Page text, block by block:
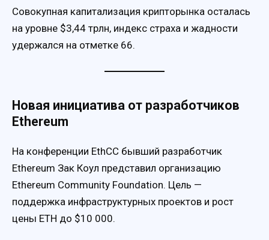
Совокупная капитализация крипторынка осталась
на уровне $3,44 трлн, индекс страха и жадности
удержался на отметке 66.
Новая инициатива от разработчиков
Ethereum
На конференции EthCC бывший разработчик
Ethereum Зак Коул представил организацию
Ethereum Community Foundation. Цель —
поддержка инфраструктурных проектов и рост
цены ETH до $10 000.